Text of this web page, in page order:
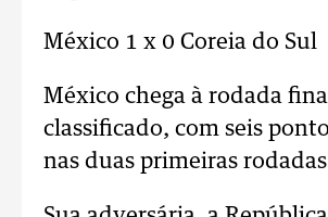
México 1 x 0 Coreia do Sul
México chega à rodada
classificado, com seis
nas duas primeiras